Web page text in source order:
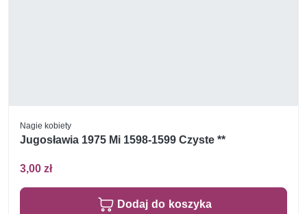
Nagie kobiety
Jugosławia 1975 Mi 1598-1599 Czyste **
3,00 zł
Dodaj do koszyka